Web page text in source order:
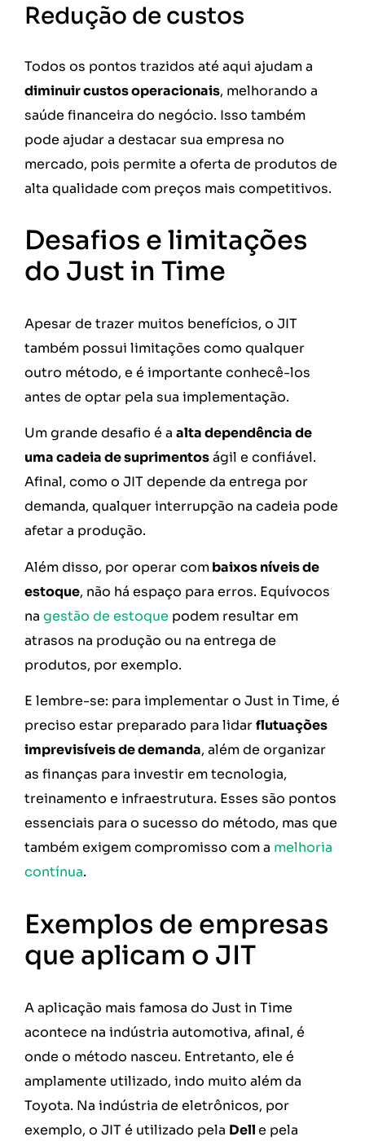
Redução de custos
Todos os pontos trazidos até aqui ajudam a
diminuir custos operacionais, melhorando a
saúde financeira do negócio. Isso também
pode ajudar a destacar sua empresa no
mercado, pois permite a oferta de produtos de
alta qualidade com preços mais competitivos.
Desafios e limitações
do Just in Time
Apesar de trazer muitos benefícios, o JIT
também possui limitações como qualquer
outro método, e é importante conhecê-los
antes de optar pela sua implementação.
Um grande desafio é a alta dependência de
uma cadeia de suprimentoságil e confiável.
Afinal, como o JIT depende da entrega por
demanda, qualquer interrupção na cadeia pode
afetar a produção.
Além disso, por operar combaixos níveis de
estoque, não há espaço para erros. Equívocos
na gestão de estoque podem resultar em
atrasos na produção ou na entrega de
produtos, por exemplo.
E lembre-se: para implementar o Just in Time, é
preciso estar preparado para lidarflutuações
imprevisíveis de demanda, além de organizar
as finanças para investir em tecnologia,
treinamento e infraestrutura. Esses são pontos
essenciais para o sucesso do método, mas que
também exigem compromisso com a melhoria
contínua.
Exemplos de empresas
que aplicam o JIT
A aplicação mais famosa do Just in Time
acontece na indústria automotiva, afinal, é
onde o método nasceu. Entretanto, ele é
amplamente utilizado, indo muito além da
Toyota. Na indústria de eletrônicos, por
exemplo, o JIT é utilizado pela Delle pela